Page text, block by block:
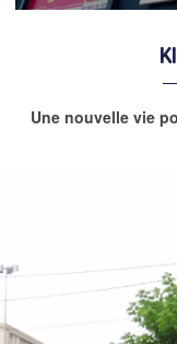
Une nouvelle vie